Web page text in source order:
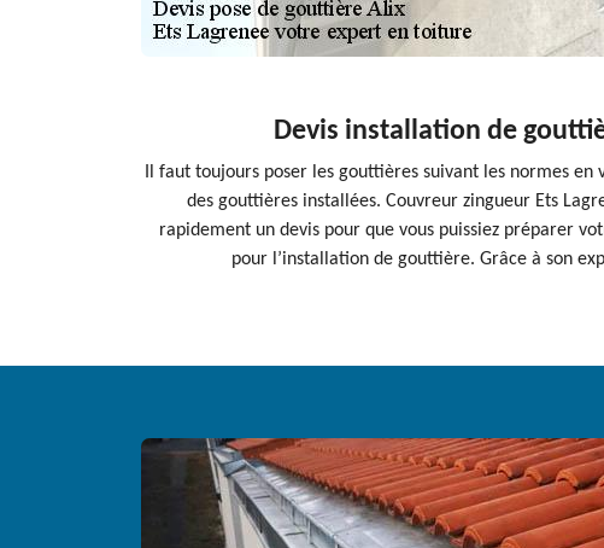
Devis installation de
Il faut toujours poser les gouttières suivant les normes
des gouttières installées. Couvreur zingueur Ets
rapidement un devis pour que vous puissiez préparer
pour l’installation de gouttière. Grâce à son